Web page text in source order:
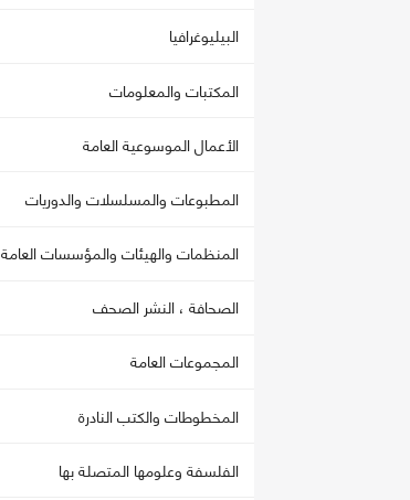
البيليوغرافيا
المكتبات والمعلومات
الأعمال الموسوعية العامة
المطبوعات والمسلسلات والدوريات
المنظمات والهيئات والمؤسسات العامة
الصحافة ، النشر الصحف
المجموعات العامة
المخطوطات والكتب النادرة
الفلسفة وعلومها المتصلة بها